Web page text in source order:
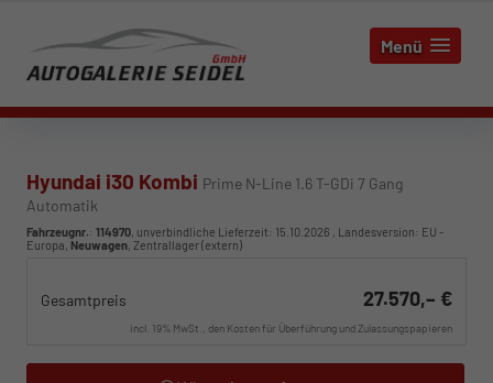
Menü
Hyundai i30 Kombi Prime N-Line 1.6 T-GDi 7 Gang
Automatik
Fahrzeugnr.: 114970, unverbindliche Lieferzeit: 15.10.2026 , Landesversion: EU -
Europa, Neuwagen, Zentrallager (extern)
Gesamtpreis 27.570,– €
incl. 19% MwSt., den Kosten für Überführung und Zulassungspapieren